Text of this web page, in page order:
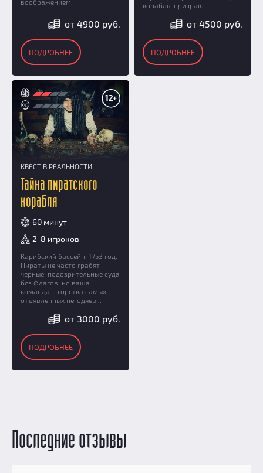
воображением.
от 4900 руб.
ПОДРОБНЕЕ
корабль-призрак.
от 4500 руб.
ПОДРОБНЕЕ
12+
КВЕСТ В РЕАЛЬНОСТИ
Тайна пиратского
корабля
60 минут
2-8 игроков
Карибский бассейн, 1753 год.
Пираты не часто грабят
черные, подозрительные суда
без флагов, но ваша
команда – горстка самых
отъявленных негодяев...
от 3000 руб.
ПОДРОБНЕЕ
Последние отзывы